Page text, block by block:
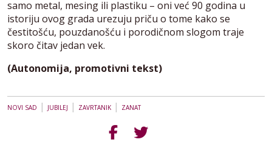
samo metal, mesing ili plastiku – oni već 90 godina u
istoriju ovog grada urezuju priču o tome kako se
čestitošću, pouzdanošću i porodičnom slogom traje
skoro čitav jedan vek.
(Autonomija, promotivni tekst)
NOVI SAD | JUBILEJ | ZAVRTANIK | ZANAT